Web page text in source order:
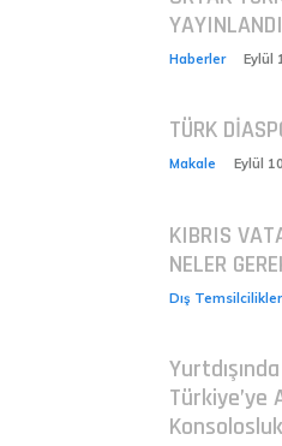
Haberler Eylül
TÜRK
Makale Eylül
KIBRIS
NELER
Dış